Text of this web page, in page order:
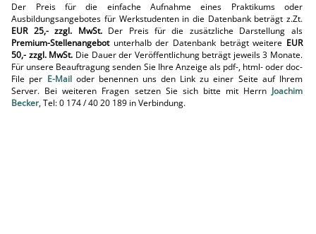
Der Preis für die einfache Aufnahme eines Praktikums oder
Ausbildungsangebotes für Werkstudenten in die Datenbank beträgt z.Zt.
EUR 25,- zzgl. MwSt.Der Preis für die zusätzliche Darstellung als
Premium-Stellenangebotunterhalb der Datenbank beträgt weitere EUR
50,- zzgl. MwSt. Die Dauer der Veröffentlichung beträgt jeweils 3 Monate.
Für unsere Beauftragung senden Sie Ihre Anzeige als pdf-, html- oder doc-
File per E-Mailoder benennen uns den Link zu einer Seite auf Ihrem
Server. Bei weiteren Fragen setzen Sie sich bitte mit Herrn Joachim
Becker, Tel: 0 174 / 40 20 189 in Verbindung.